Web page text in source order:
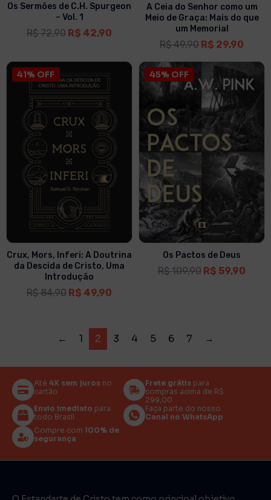
Os Sermões de C.H. Spurgeon
– Vol. 1
R$72,90 R$ 42,90
A Ceia do Senhor como um
Meio de Graça: Mais do que
um Memorial
R$49,90 R$ 29,90
41% OFF
Crux, Mors, Inferi: A Doutrina
da Descida de Cristo, Uma
Introdução
R$84,90 R$ 49,90
45% OFF
Os Pactos de Deus
R$109,90 R$ 59,90
← 1 2 3 4 5 6 7 →
Até 4X sem juros no
cartão
Frete grátis para
compras acima de R$
299,00
Envio imediato para
todo Brasil
Faça parte do nosso
Canal no WhatsApp
Compre com 100% de
segurança